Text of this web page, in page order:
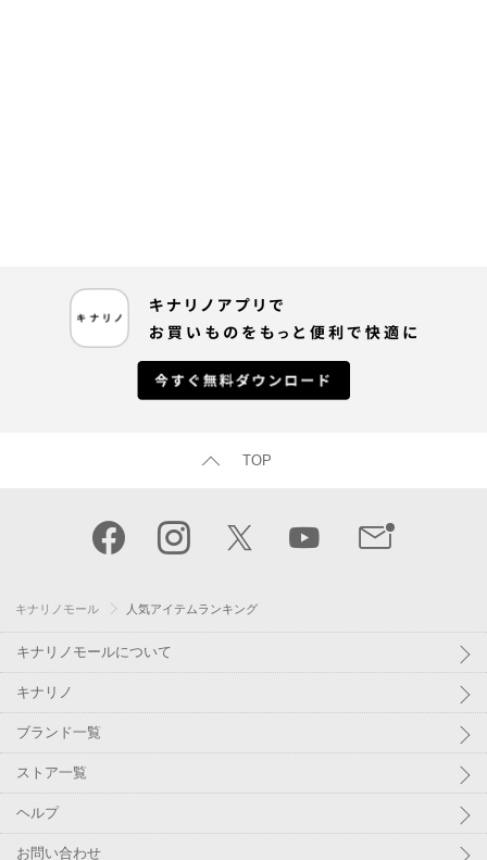
TOP
キナリノモール 人気アイテムランキング
キナリノモールについて
キナリノ
ブランド一覧
ストア一覧
ヘルプ
お問い合わせ